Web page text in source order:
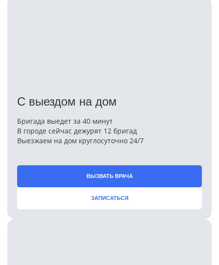
С выездом на дом
Бригада выедет за 40 минут
В городе сейчас дежурят 12 бригад
Выезжаем на дом круглосуточно 24/7
ВЫЗВАТЬ ВРАЧА
ЗАПИСАТЬСЯ